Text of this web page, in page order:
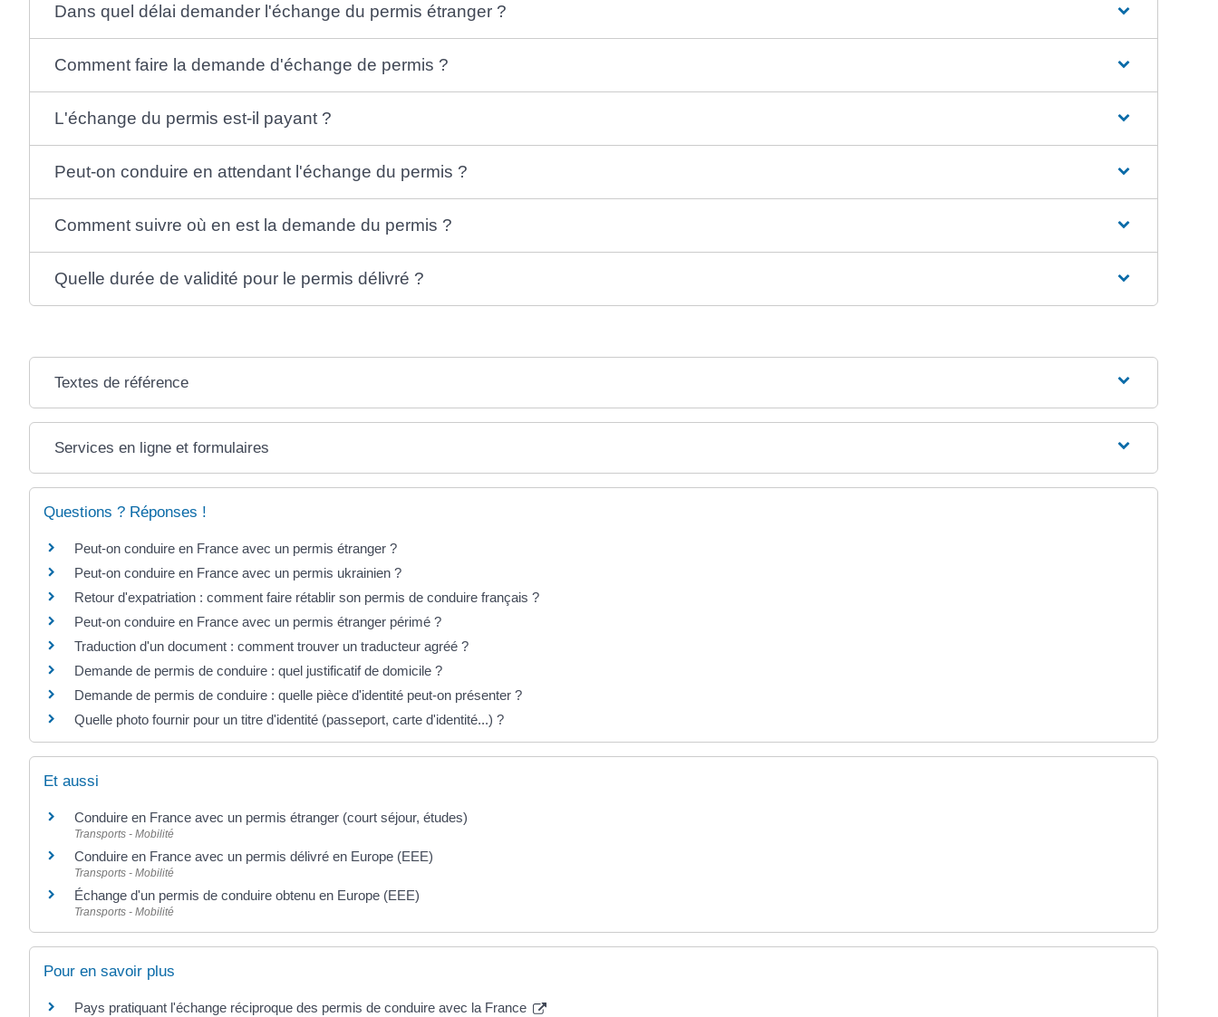
Dans quel délai demander l'échange du permis étranger ?
Comment faire la demande d'échange de permis ?
L'échange du permis est-il payant ?
Peut-on conduire en attendant l'échange du permis ?
Comment suivre où en est la demande du permis ?
Quelle durée de validité pour le permis délivré ?
Textes de référence
Services en ligne et formulaires
Questions ? Réponses !
Peut-on conduire en France avec un permis étranger ?
Peut-on conduire en France avec un permis ukrainien ?
Retour d'expatriation : comment faire rétablir son permis de conduire français ?
Peut-on conduire en France avec un permis étranger périmé ?
Traduction d'un document : comment trouver un traducteur agréé ?
Demande de permis de conduire : quel justificatif de domicile ?
Demande de permis de conduire : quelle pièce d'identité peut-on présenter ?
Quelle photo fournir pour un titre d'identité (passeport, carte d'identité...) ?
Et aussi
Conduire en France avec un permis étranger (court séjour, études)
Transports - Mobilité
Conduire en France avec un permis délivré en Europe (EEE)
Transports - Mobilité
Échange d'un permis de conduire obtenu en Europe (EEE)
Transports - Mobilité
Pour en savoir plus
Pays pratiquant l'échange réciproque des permis de conduire avec la France